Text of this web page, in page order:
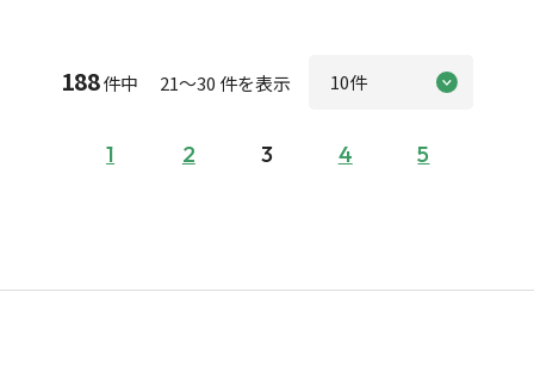
188件中 21～30 件を表示
1 2 3 4 5